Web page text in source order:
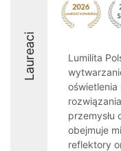
Laureaci
Lumilita
oświetlenia
przemysłu
obejmuje
reflektory